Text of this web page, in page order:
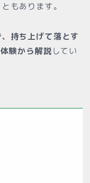
もあります。
持ち上げて落とす
験から解説してい